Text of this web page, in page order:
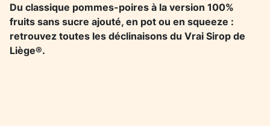
Du classique pommes-poires à la version 100%
fruits sans sucre ajouté, en pot ou en squeeze :
retrouvez toutes les déclinaisons du Vrai Sirop de
Liège®.